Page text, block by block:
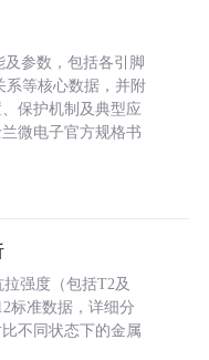
及参数，包括各引脚
系等核心数据，并附
保护机制及典型应
微电子官方规格书
强度（包括T2及
标准数据，详细分
不同状态下的金属